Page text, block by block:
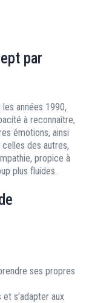
par
années 1990,
à reconnaître,
émotions, ainsi
des autres,
propice à
plus fluides.
ses propres
s’adapter aux